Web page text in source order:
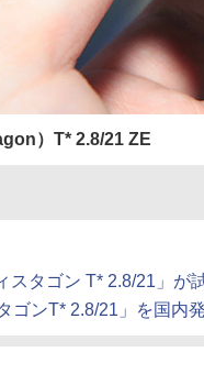
）T* 2.8/21 ZE
スタゴン T* 2.8/21」
ゴンT* 2.8/21」を国内